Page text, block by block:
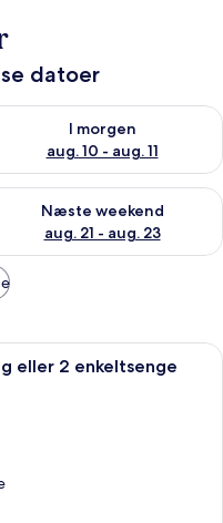
datoer
- aug. 10
I morgen
aug. 10 - aug. 11
tilgængelighed for i
aug. 14 - aug. 16
Næste weekend
aug. 21 - aug. 23
tilgængelighed for næste
hotelværelse med en
eller 2 enkeltsenge